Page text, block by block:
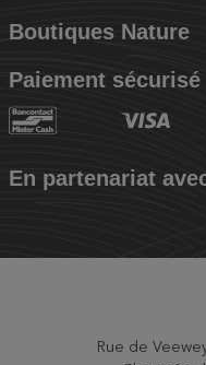
Boutiques Nature
Paiement sécurisé
En partenariat
Rue de